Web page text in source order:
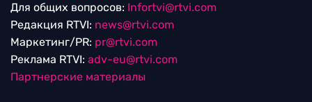
Для общих вопросов: Infortvi@rtvi.com
Редакция RTVI: news@rtvi.com
Маркетинг/PR: pr@rtvi.com
Реклама RTVI: adv-eu@rtvi.com
Партнерские материалы